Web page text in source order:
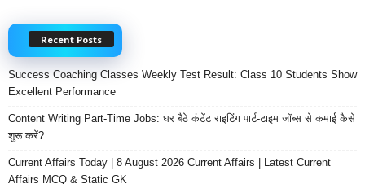
Recent Posts
Success Coaching Classes Weekly Test Result: Class 10 Students Show
Excellent Performance
Content Writing Part-Time Jobs: घर बैठे कंटेंट राइटिंग पार्ट-टाइम जॉब्स से कमाई कैसे
शुरू करें?
Current Affairs Today | 8 August 2026 Current Affairs | Latest Current
Affairs MCQ & Static GK